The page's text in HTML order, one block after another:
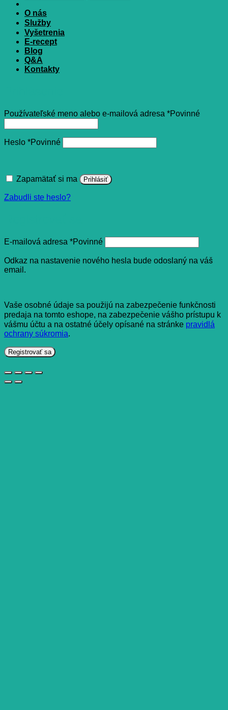
O nás
Služby
Vyšetrenia
E-recept
Blog
Q&A
Kontakty
Používateľské meno alebo e-mailová adresa *Povinné
Heslo *Povinné
Zapamätať si ma Prihlásiť
Zabudli ste heslo?
E-mailová adresa *Povinné
Odkaz na nastavenie nového hesla bude odoslaný na váš
email.
Vaše osobné údaje sa použijú na zabezpečenie funkčnosti
predaja na tomto eshope, na zabezpečenie vášho prístupu k
vášmu účtu a na ostatné účely opísané na stránke pravidlá
ochrany súkromia.
Registrovať sa